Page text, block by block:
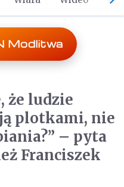
Modlitwa
że ludzie
plotkami, nie
– pyta
Franciszek